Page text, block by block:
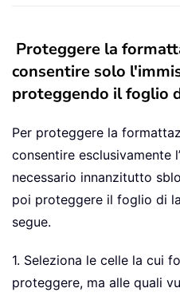
Proteggere la
consentire solo
proteggendo il foglio
Per proteggere la
consentire esclusivamente
necessario innanzitutto
poi proteggere il foglio di
segue.
1. Seleziona le celle la cui
proteggere, ma alle quali